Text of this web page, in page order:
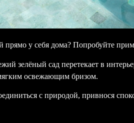
у себя дома? Попробуйте
зелёный сад перетекает в
освежающим бризом.
с природой, привнося